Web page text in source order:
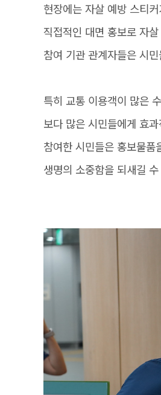
현장에는 자살 예방 스티
직접적인 대면 홍보로 자
참여 기관 관계자들은 시
특히 교통 이용객이 많은
보다 많은 시민들에게 효
참여한 시민들은 홍보물
생명의 소중함을 되새길